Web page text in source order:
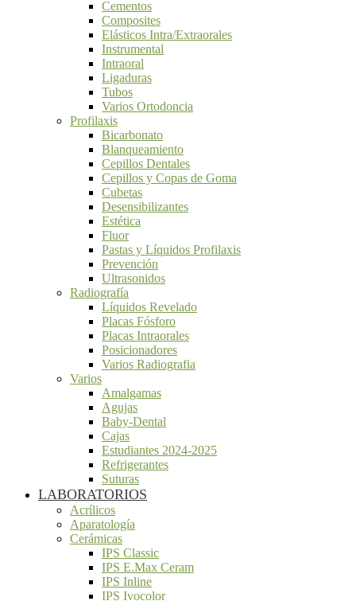
Cementos
Composites
Elásticos Intra/Extraorales
Instrumental
Intraoral
Ligaduras
Tubos
Varios Ortodoncia
Profilaxis
Bicarbonato
Blanqueamiento
Cepillos Dentales
Cepillos y Copas de Goma
Cubetas
Desensibilizantes
Estética
Fluor
Pastas y Líquidos Profilaxis
Prevención
Ultrasonidos
Radiografía
Líquidos Revelado
Placas Fósforo
Placas Intraorales
Posicionadores
Varios Radiografia
Varios
Amalgamas
Agujas
Baby-Dental
Cajas
Estudiantes 2024-2025
Refrigerantes
Suturas
LABORATORIOS
Acrílicos
Aparatología
Cerámicas
IPS Classic
IPS E.Max Ceram
IPS Inline
IPS Ivocolor